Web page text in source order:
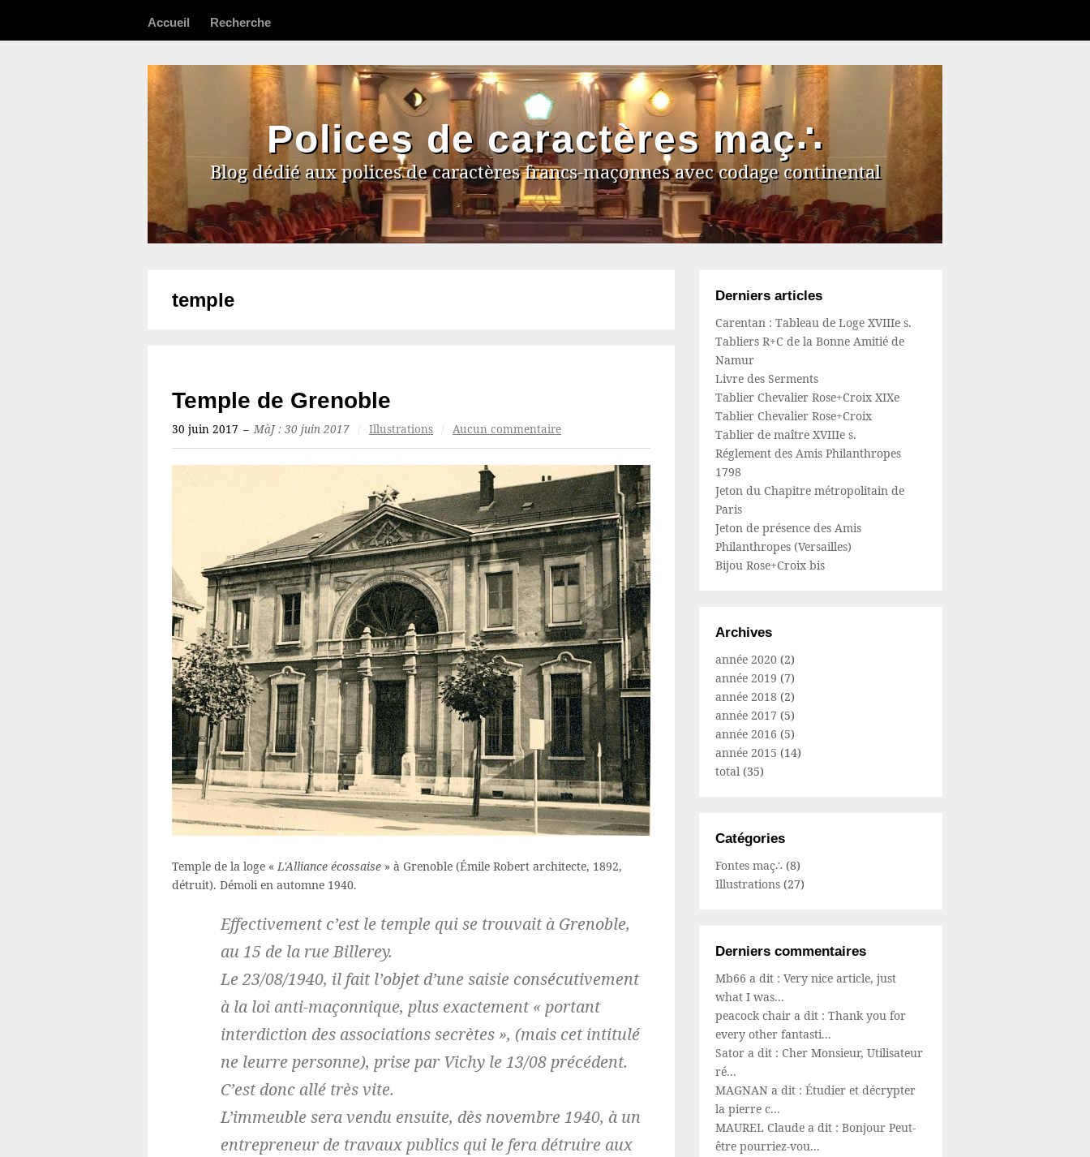
Accueil Recherche
Polices de caractères maç∴
Blog dédié aux polices de caractères francs-maçonnes avec codage continental
temple
Temple de Grenoble
30 juin 2017 – MàJ : 30 juin 2017 / Illustrations / Aucun commentaire
Temple de la loge «L'Alliance écossaise » à Grenoble (Émile Robert architecte, 1892,
détruit). Démoli en automne 1940.
Effectivement c’est le temple qui se trouvait à Grenoble,
au 15 de la rue Billerey.
Le 23/08/1940, il fait l’objet d’une saisie consécutivement
à la loi anti-maçonnique, plus exactement « portant
interdiction des associations secrètes », (mais cet intitulé
ne leurre personne), prise par Vichy le 13/08 précédent.
C’est donc allé très vite.
L’immeuble sera vendu ensuite, dès novembre 1940, à un
entrepreneur de travaux publics qui le fera détruire aux
Derniers articles
Carentan : Tableau de Loge XVIIIe s.
Tabliers R+C de la Bonne Amitié de
Namur
Livre des Serments
Tablier Chevalier Rose+Croix XIXe
Tablier Chevalier Rose+Croix
Tablier de maître XVIIIe s.
Réglement des Amis Philanthropes
1798
Jeton du Chapitre métropolitain de
Paris
Jeton de présence des Amis
Philanthropes (Versailles)
Bijou Rose+Croix bis
Archives
année 2020 (2)
année 2019 (7)
année 2018 (2)
année 2017 (5)
année 2016 (5)
année 2015 (14)
total (35)
Catégories
Fontes maç∴ (8)
Illustrations (27)
Derniers commentaires
Mb66 a dit : Very nice article, just
what I was...
peacock chair a dit : Thank you for
every other fantasti...
Sator a dit : Cher Monsieur, Utilisateur
ré...
MAGNAN a dit : Étudier et décrypter
la pierre c...
MAUREL Claude a dit : Bonjour Peut-
être pourriez-vou...